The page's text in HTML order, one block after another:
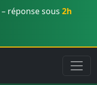
– réponse sous 2h